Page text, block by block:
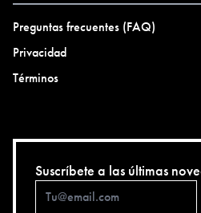
Preguntas frecuentes (FAQ)
Privacidad
Términos
Suscríbete a las últimas